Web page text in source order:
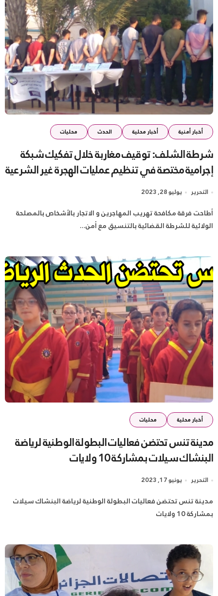
أخبار أمنية أخبار محلية الحدث محليات
شرطة الشلف: توقيف مغاربة خلال تفكيك شبكة
إجرامية مختصة في تنظيم عمليات الهجرة غير الشرعية
التحرير يوليو 28, 2023
أطاحت فرقة مكافحة تهريب المهاجرين و الاتجار بالأشخاص بالمصلحة
الولائية للشرطة القضائية بالتنسيق مع أمن...
أخبار محلية محليات
مدينة تنس تحتضن فعاليات البطولة الوطنية لرياضة
البنشاك سيلات بمشاركة 10 ولايات
التحرير يونيو 17, 2023
مدينة تنس تحتضن فعاليات البطولة الوطنية لرياضة البنشاك سيلات
بمشاركة 10 ولايات